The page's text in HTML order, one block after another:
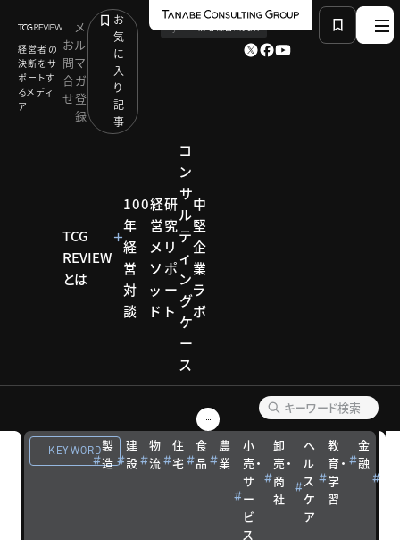
経営者の
決断をサ
ポートす
るメディ
ア
お
問
合
せ
メ
ル
マ
ガ
登
録
お
気
に
入
り
記
事
TCG
REVIEW
とは
100
年
経
営
対
談
経
営
メ
ソ
ッ
ド
研
究
リ
ポ
ー
ト
コ
ン
サ
ル
テ
ィ
ン
グ
ケ
ー
ス
中
堅
企
業
ラ
ボ
KEYWORD製
造
建
設
物
流
住
宅
食
品
農
業
小
売・
サ
ー
ビ
ス
卸
売・
商
社
ヘ
ル
ス
ケ
ア
教
育・
学
習
金
融
コンサルティングケース
FUTURENAUT：昆虫食の普及を推進する大学発ベン
チャー
コンサルティ
ングケース
ルティ
ース